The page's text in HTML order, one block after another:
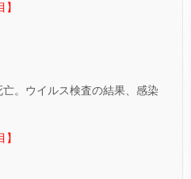
。ウイルス検査の結果、感染